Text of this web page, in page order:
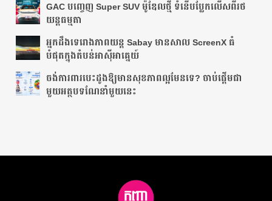
GAC បញ្ចេញ Super SUV ម៉ូឌែលថ្មី ទំនើបប្លែកលើសពីរថ
យន្តធម្មតា
អ្នក​ដឹង​ទេ​រោង​ភាព​យន្ត​ Sabay មាន​សាល ScreenX ធំ​
បំផុត​ក្នុង​តំបន់​អាស៊ីអាគ្នេយ៍​
ចង់ការពារបេះដូងឱ្យមានសុខភាពល្អមែនទេ? ចាប់ផ្តើមជា
មួយអត្ថបទណែនាំមួយនេះ